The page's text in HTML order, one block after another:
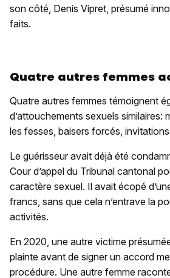
son côté, Denis Vipret, présumé
faits.
Quatre autres femmes
Quatre autres femmes témoignent
d’attouchements sexuels similaires:
les fesses, baisers forcés,
Le guérisseur avait déjà été
Cour d’appel du Tribunal cantonal
caractère sexuel. Il avait écopé
francs, sans que cela n’entrave la
activités.
En 2020, une autre victime
plainte avant de signer un accord
procédure. Une autre femme